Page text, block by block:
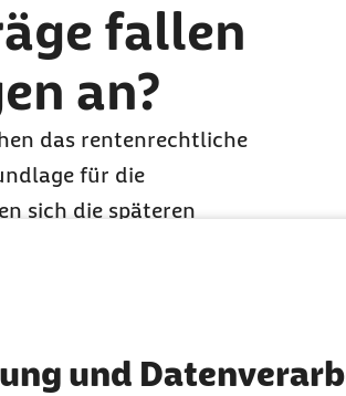
und
fallen
an?
das rentenrechtliche
für die
sich die späteren
müssen die
Die Beiträge sind im
zu einer temporären